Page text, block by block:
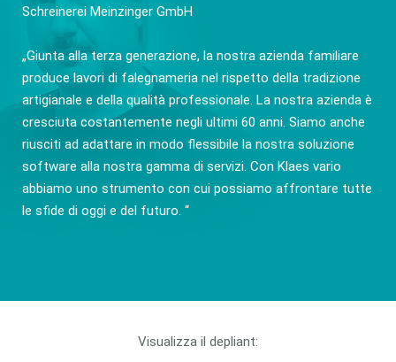
Schreinerei Meinzinger GmbH
„Giunta alla terza generazione, la nostra azienda familiare
produce lavori di falegnameria nel rispetto della tradizione
artigianale e della qualità professionale. La nostra azienda è
cresciuta costantemente negli ultimi 60 anni. Siamo anche
riusciti ad adattare in modo flessibile la nostra soluzione
software alla nostra gamma di servizi. Con Klaes vario
abbiamo uno strumento con cui possiamo affrontare tutte
le sfide di oggi e del futuro. “
Visualizza il depliant: